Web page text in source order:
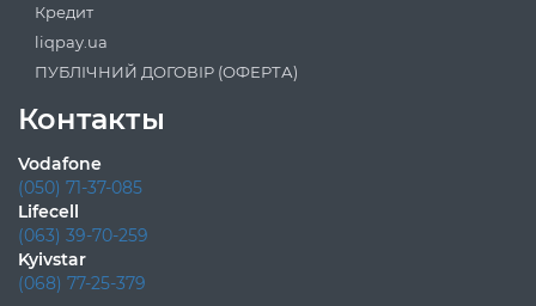
Кредит
liqpay.ua
ПУБЛІЧНИЙ ДОГОВІР (ОФЕРТА)
Контакты
Vodafone
(050) 71-37-085
Lifecell
(063) 39-70-259
Kyivstar
(068) 77-25-379